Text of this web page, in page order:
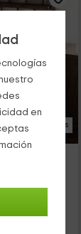
en
15 Fotos